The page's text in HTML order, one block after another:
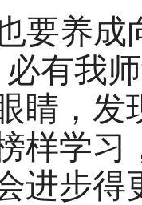
要养成
必有我
睛，发
样学
进步得